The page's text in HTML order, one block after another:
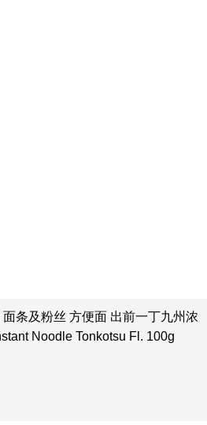
面条及粉丝 方便面 出前一丁九州浓
Noodle Tonkotsu Fl. 100g